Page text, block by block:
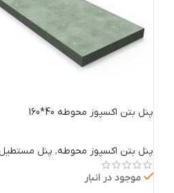
پنل بتن اکسپوز محوطه 40*160
پنل بتن اکسپوز محوطه, پنل مستطیل
موجود در انبار